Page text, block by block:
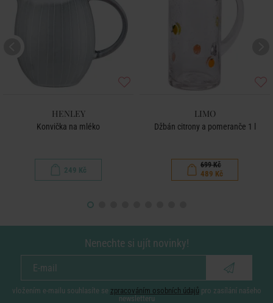
HENLEY
Konvička na mléko
249 Kč
LIMO
Džbán citrony a pomeranče 1 l
699 Kč
489 Kč
Nenechte si ujít novinky!
vložením e-mailu souhlasíte se zpracováním osobních údajů pro zasílání našeho
newsletteru